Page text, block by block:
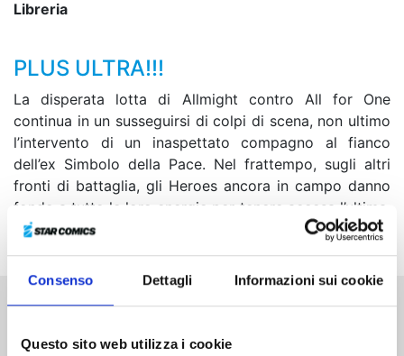
Consenso Dettagli Informazioni sui cookie
Questo sito web utilizza i cookie
Libreria
PLUS ULTRA!!!
La disperata lotta di Allmight contro All for One
continua in un susseguirsi di colpi di scena, non ultimo
l’intervento di un inaspettato compagno al fianco
dell’ex Simbolo della Pace. Nel frattempo, sugli altri
fronti di battaglia, gli Heroes ancora in campo danno
fondo a tutte le loro energie per tenere accesa l’ultima,
flebile luce della speranza...
Altri volumi della serie